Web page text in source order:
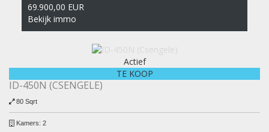
69.900,00 EUR
Bekijk immo
Actief
TE KOOP
ID-450N (CSENGELE)
80 Sqrt
Kamers: 2